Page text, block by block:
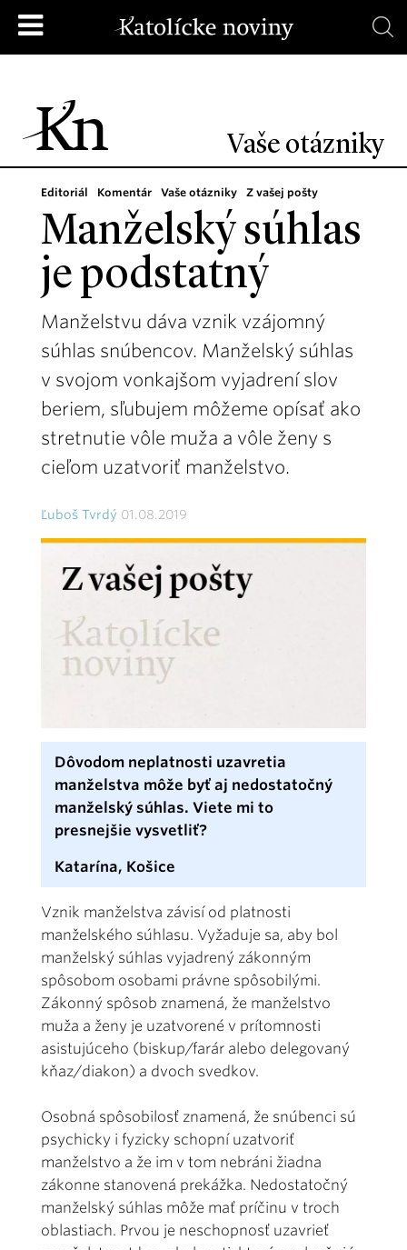
Vaše otázniky
Editoriál Komentár Vaše otázniky Z vašej pošty
Manželský súhlas
je podstatný
Manželstvu dáva vznik vzájomný
súhlas snúbencov. Manželský súhlas
v svojom vonkajšom vyjadrení slov
beriem, sľubujem môžeme opísať ako
stretnutie vôle muža a vôle ženy s
cieľom uzatvoriť manželstvo.
Ľuboš Tvrdý 01.08.2019
Dôvodom neplatnosti uzavretia
manželstva môže byť aj nedostatočný
manželský súhlas. Viete mi to
presnejšie vysvetliť?
Katarína, Košice
Vznik manželstva závisí od platnosti
manželského súhlasu. Vyžaduje sa, aby bol
manželský súhlas vyjadrený zákonným
spôsobom osobami právne spôsobilými.
Zákonný spôsob znamená, že manželstvo
muža a ženy je uzatvorené v prítomnosti
asistujúceho (biskup/farár alebo delegovaný
kňaz/diakon) a dvoch svedkov.
Osobná spôsobilosť znamená, že snúbenci sú
psychicky i fyzicky schopní uzatvoriť
manželstvo a že im v tom nebráni žiadna
zákonne stanovená prekážka. Nedostatočný
manželský súhlas môže mať príčinu v troch
oblastiach. Prvou je neschopnosť uzavrieť